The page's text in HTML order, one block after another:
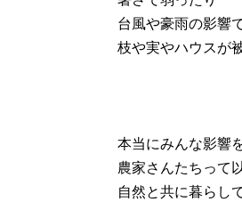
台風や豪雨の影響
枝や実やハウスが
本当にみんな影響
農家さんたちって
自然と共に暮らし